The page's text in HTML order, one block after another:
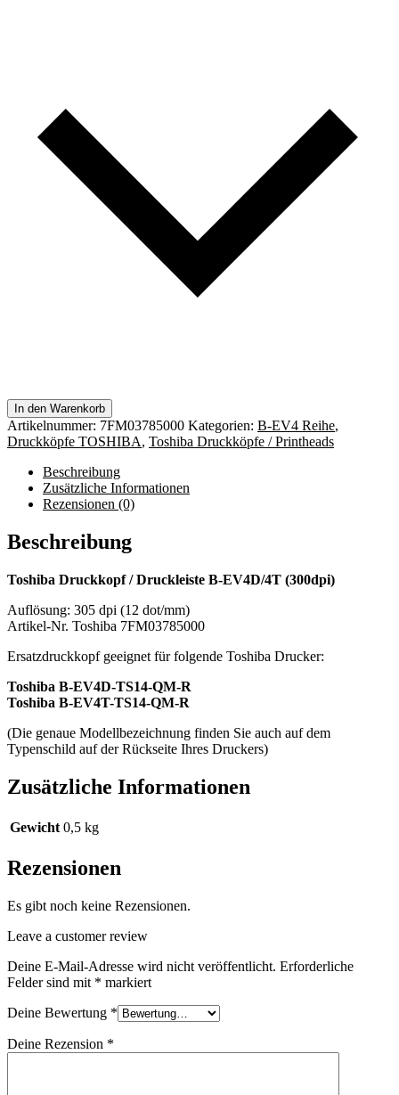
In den Warenkorb
Artikelnummer: 7FM03785000 Kategorien: B-EV4 Reihe,
Druckköpfe TOSHIBA, Toshiba Druckköpfe / Printheads
Beschreibung
Zusätzliche Informationen
Rezensionen (0)
Beschreibung
Toshiba Druckkopf / Druckleiste B-EV4D/4T (300dpi)
Auflösung: 305 dpi (12 dot/mm)
Artikel-Nr. Toshiba 7FM03785000
Ersatzdruckkopf geeignet für folgende Toshiba Drucker:
Toshiba B-EV4D-TS14-QM-R
Toshiba B-EV4T-TS14-QM-R
(Die genaue Modellbezeichnung finden Sie auch auf dem
Typenschild auf der Rückseite Ihres Druckers)
Zusätzliche Informationen
Gewicht 0,5 kg
Rezensionen
Es gibt noch keine Rezensionen.
Leave a customer review
Deine E-Mail-Adresse wird nicht veröffentlicht. Erforderliche
Felder sind mit * markiert
Deine Bewertung *
Deine Rezension *